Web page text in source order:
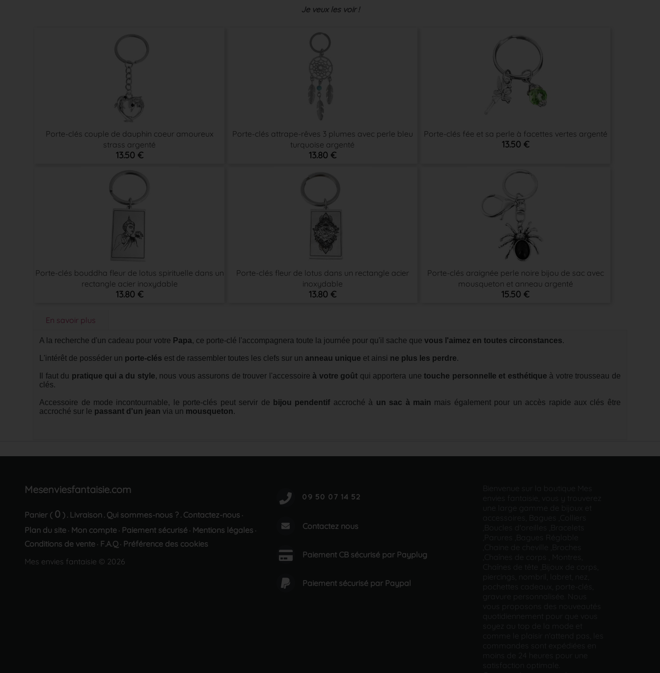
Je veux les voir !
Porte-clés couple de dauphin coeur amoureux
strass argenté
13.50 €
Porte-clés attrape-rêves 3 plumes avec perle bleu
turquoise argenté
13.80 €
Porte-clés fée et sa perle à facettes vertes argenté
13.50 €
Porte-clés bouddha fleur de lotus spirituelle dans un
rectangle acier inoxydable
13.80 €
Porte-clés fleur de lotus dans un rectangle acier
inoxydable
13.80 €
Porte-clés araignée perle noire bijou de sac avec
mousqueton et anneau argenté
15.50 €
En savoir plus
A la recherche d'un cadeau pour votre Papa, ce porte-clé l'accompagnera toute la journée pour qu'il sache quevous l'aimez en toutes circonstances.
L'intérêt de posséder un porte-clés est de rassembler toutes les clefs sur un anneau unique et ainsi ne plus les perdre.
Il faut du pratique qui a du style, nous vous assurons de trouver l'accessoire à votre goût qui apportera unetouche personnelle et esthétique à votre trousseau de
clés.
Accessoire de mode incontournable, le porte-clés peut servir de bijou pendentif accroché à un sac à main mais également pour un accès rapide aux clés être
accroché sur le passant d'un jean via un mousqueton.
Mesenviesfantaisie.com
Panier ( 0 ) . Livraison . Qui sommes-nous ? . Contactez-nous ·
Plan du site · Mon compte · Paiement sécurisé · Mentions légales ·
Conditions de vente · F.A.Q · Préférence des cookies
Mes envies fantaisie © 2026
Contactez nous
Paiement CB sécurisé par Payplug
Paiement sécurisé par Paypal